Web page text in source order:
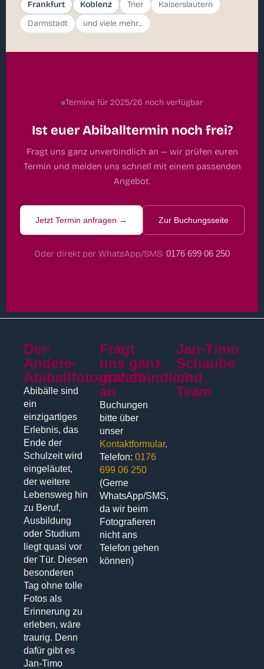
Frankfurt
Koblenz Trier
Kaiserslautern
Darmstadt
und viele mehr...
Termine für 2025/26 noch verfügbar
Ist euer Abiballtermin noch frei?
Fragt uns ganz unverbindlich an — wir prüfen euren
Termin und melden uns schnell mit einem passenden
Angebot.
Jetzt Termin anfragen → Zur Buchungsseite
Oder direkt per WhatsApp/SMS: 0176 699 06 250
Der-
Andere-
Abiballfotograf.de
Abibälle sind
ein
einzigartiges
Erlebnis, das
Ende der
Schulzeit wird
eingeläutet,
der weitere
Lebensweg hin
zu Beruf,
Ausbildung
oder Studium
liegt quasi vor
der Tür. Diesen
besonderen
Tag ohne tolle
Fotos als
Erinnerung zu
erleben, wäre
traurig. Denn
dafür gibt es
Jan-Timo
Fragt
uns ganz
unverbindlich
an
Buchungen
bitte über
unser
Kontaktformular.
Telefon:0176
699 06 250
(Gerne
WhatsApp/SMS,
da wir beim
Fotografieren
nicht ans
Telefon gehen
können)
Jan-Timo
Schaube
und
Team